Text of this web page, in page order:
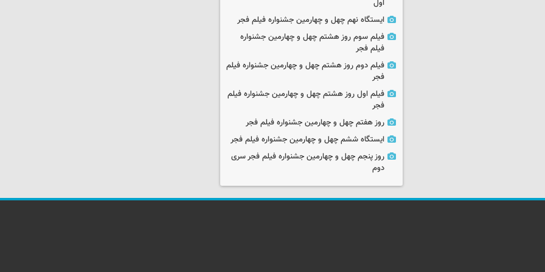
اول
ایستگاه نهم چهل و چهارمین جشنواره فیلم فجر
فیلم سوم روز هشتم چهل و چهارمین جشنواره
فیلم فجر
فیلم دوم روز هشتم چهل و چهارمین جشنواره فیلم
فجر
فیلم اول روز هشتم چهل و چهارمین جشنواره فیلم
فجر
روز هفتم چهل و چهارمین جشنواره فیلم فجر
ایستگاه ششم چهل و چهارمین جشنواره فیلم فجر
روز پنجم چهل و چهارمین جشنواره فیلم فجر سری
دوم